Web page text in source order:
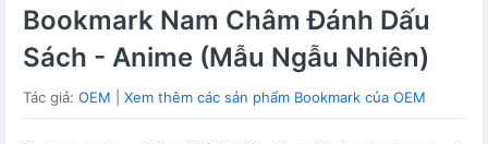
Bookmark Nam Châm Đánh Dấu
Sách - Anime (Mẫu Ngẫu Nhiên)
Tác giả: OEM Xem thêm các sản phẩm Bookmark của OEM